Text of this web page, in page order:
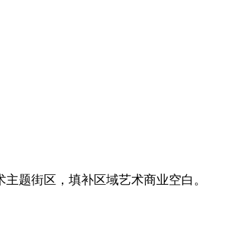
题街区，填补区域艺术商业空白。